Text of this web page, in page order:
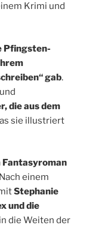
Krimi und
Pfingsten-
gab.
die aus dem
sie illustriert
einem
Stephanie
und die
die Weiten der